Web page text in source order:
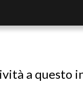
a questo